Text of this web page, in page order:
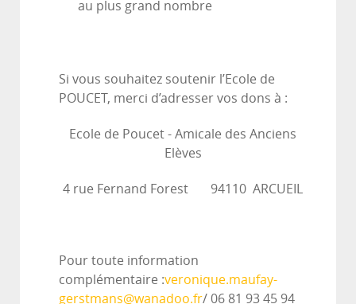
au plus grand nombre
Si vous souhaitez soutenir l’Ecole de
POUCET, merci d’adresser vos dons à :
Ecole de Poucet - Amicale des Anciens
Elèves
4 rue Fernand Forest 94110 ARCUEIL
Pour toute information
complémentaire :veronique.maufay-
gerstmans@wanadoo.fr/ 06 81 93 45 94